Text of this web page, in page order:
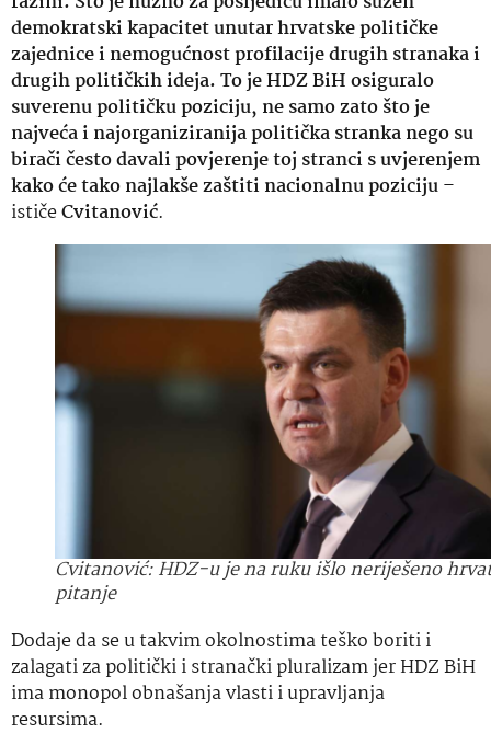
demokratski kapacitet unutar hrvatske političke
zajednice i nemogućnost profilacije drugih stranaka i
drugih političkih ideja. To je HDZ BiH osiguralo
suverenu političku poziciju, ne samo zato što je
najveća i najorganiziranija politička stranka nego su
birači često davali povjerenje toj stranci s uvjerenjem
kako će tako najlakše zaštiti nacionalnu poziciju–
ističeCvitanović.
Cvitanović: HDZ-u je na ruku išlo neriješeno
pitanje
Dodaje da se u takvim okolnostima teško boriti i
zalagati za politički i stranački pluralizam jer HDZ BiH
ima monopol obnašanja vlasti i upravljanja
resursima.